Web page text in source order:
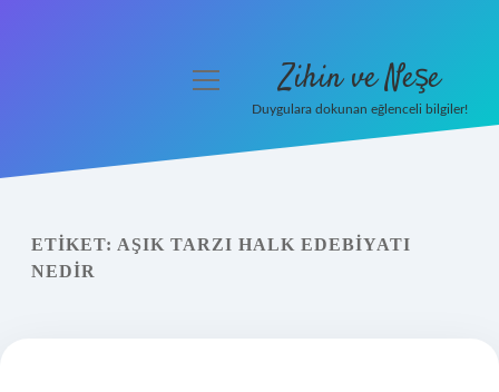
Yasal Uyarı
menüyü
Zihin ve Neşe
Duygulara dokunan eğlenceli bilgiler!
ETIKET: AŞIK TARZI HALK EDEBIYATI
NEDIR